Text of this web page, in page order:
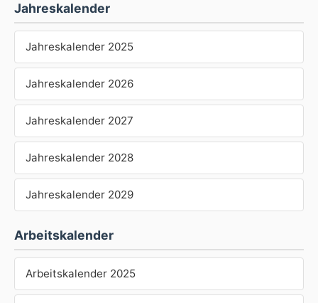
Jahreskalender
Jahreskalender 2025
Jahreskalender 2026
Jahreskalender 2027
Jahreskalender 2028
Jahreskalender 2029
Arbeitskalender
Arbeitskalender 2025